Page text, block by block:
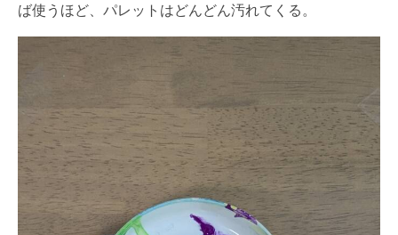
ば使うほど、パレットはどんどん汚れてくる。